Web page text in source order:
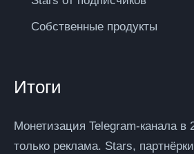
Собственные продукты
Итоги
Монетизация Telegram-канала в
только реклама. Stars,